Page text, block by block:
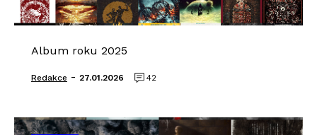
Album roku 2025
Redakce - 27.01.2026 42